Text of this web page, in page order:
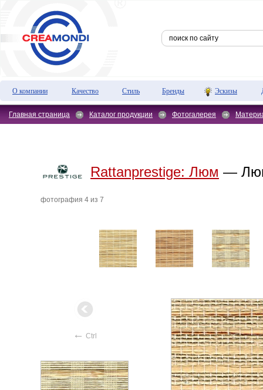
О компании Качество Стиль Бренды Эскизы
Главная страница Каталог продукции Фотогалерея
Rattanprestige: Люм —
фотография 4 из 7
← Ctrl